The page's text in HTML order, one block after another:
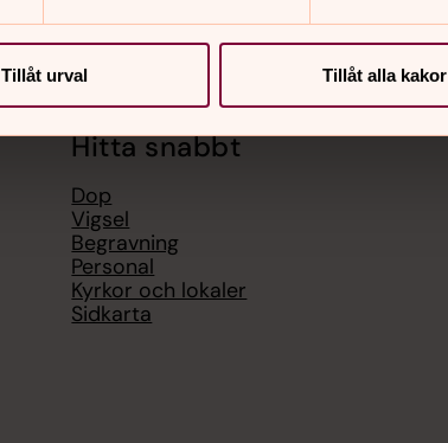
Tillåt urval Tillåt alla kakor
Hitta snabbt
Dop
Vigsel
Begravning
Personal
Kyrkor och lokaler
Sidkarta